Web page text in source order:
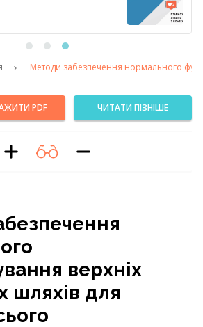
Методи забезпечення нормального
PDF ЧИТАТИ ПІЗНІШЕ
верхніх
шляхів для